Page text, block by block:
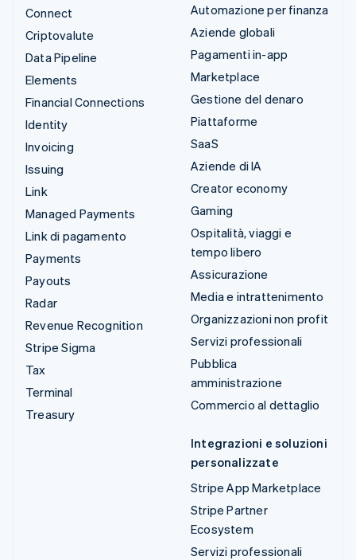
Connect
Criptovalute
Data Pipeline
Elements
Financial Connections
Identity
Invoicing
Issuing
Link
Managed Payments
Link di pagamento
Payments
Payouts
Radar
Revenue Recognition
Stripe Sigma
Tax
Terminal
Treasury
Automazione per finanza
Aziende globali
Pagamenti in-app
Marketplace
Gestione del denaro
Piattaforme
SaaS
Aziende di IA
Creator economy
Gaming
Ospitalità, viaggi e
tempo libero
Assicurazione
Media e intrattenimento
Organizzazioni non profit
Servizi professionali
Pubblica
amministrazione
Commercio al dettaglio
Integrazioni e soluzioni
personalizzate
Stripe App Marketplace
Stripe Partner
Ecosystem
Servizi professionali